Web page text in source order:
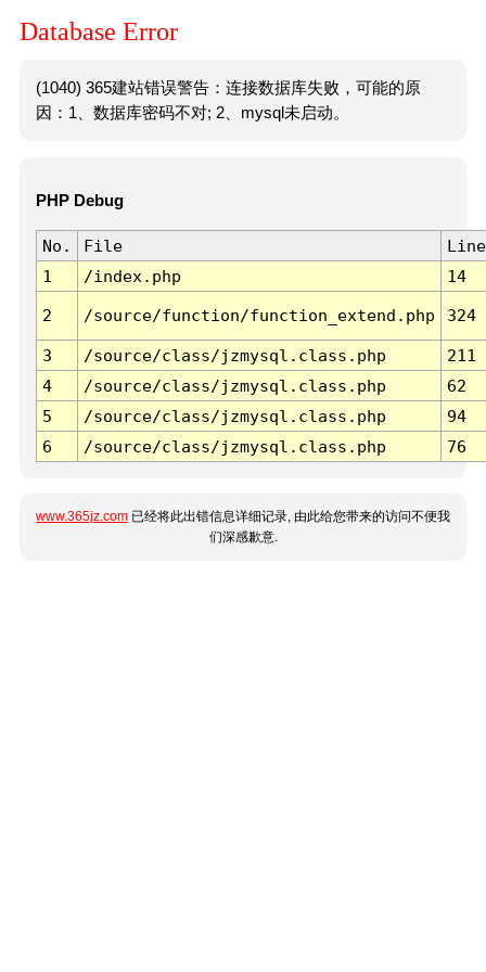
Database Error
(1040) 365建站错误警告：连接数据库失败，可能的原
因：1、数据库密码不对; 2、mysql未启动。
PHP Debug
No. File
Line
1
/index.php 14
2 /source/function/function_extend.php 324
3 /source/class/jzmysql.class.php
211
4
/source/class/jzmysql.class.php
62
5
/source/class/jzmysql.class.php
94
6
/source/class/jzmysql.class.php 76
www.365jz.com 已经将此出错信息详细记录, 由此给您带来的访问不便我
们深感歉意.